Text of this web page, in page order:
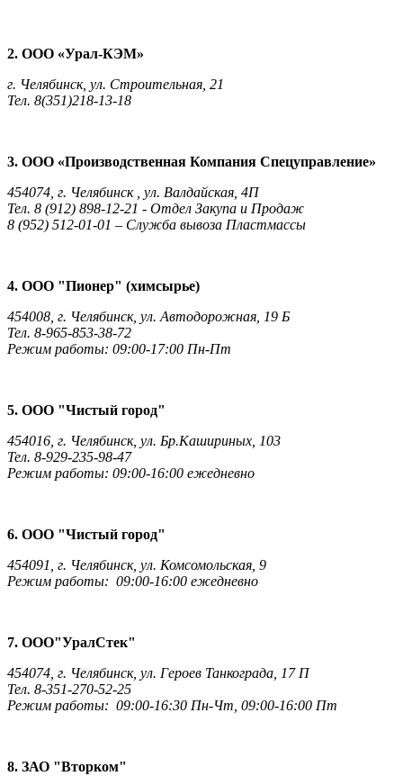
2. ООО «Урал-КЭМ»
г. Челябинск, ул. Строительная, 21
Тел. 8(351)218-13-18
3. ООО «Производственная Компания Спецуправление»
454074, г. Челябинск , ул. Валдайская, 4П
Тел. 8 (912) 898-12-21 - Отдел Закупа и Продаж
8 (952) 512-01-01 – Служба вывоза Пластмассы
4. ООО "Пионер" (химсырье)
454008, г. Челябинск, ул. Автодорожная, 19 Б
Тел. 8-965-853-38-72
Режим работы: 09:00-17:00 Пн-Пт
5. ООО "Чистый город"
454016, г. Челябинск, ул. Бр.Кашириных, 103
Тел. 8-929-235-98-47
Режим работы: 09:00-16:00 ежедневно
6. ООО "Чистый город"
454091, г. Челябинск, ул. Комсомольская, 9
Режим работы: 09:00-16:00 ежедневно
7. ООО"УралСтек"
454074, г. Челябинск, ул. Героев Танкограда, 17 П
Тел. 8-351-270-52-25
Режим работы: 09:00-16:30 Пн-Чт, 09:00-16:00 Пт
8. ЗАО "Вторком"